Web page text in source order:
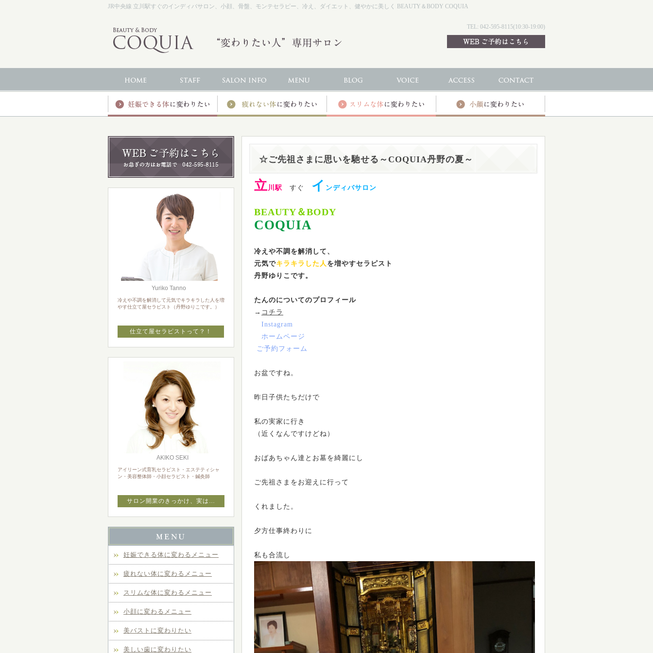
JR中央線 立川駅すぐのインディバサロン、小顔、骨盤、モンテセラピー、冷え、ダイエット、健やかに美しく BEAUTY＆BODY COQUIA
TEL: 042-595-8115(10:30-19:00)
Yuriko Tanno
冷えや不調を解消して元気でキラキラした人を増
やす仕立て屋セラピスト（丹野ゆりこです。）
仕立て屋セラピストって？！
AKIKO SEKI
アイリーン式育乳セラピスト・エステティシャ
ン・美容整体師・小顔セラピスト・鍼灸師
サロン開業のきっかけ、実は…
妊娠できる体に変わるメニュー
疲れない体に変わるメニュー
スリムな体に変わるメニュー
小顔に変わるメニュー
美バストに変わりたい
美しい歯に変わりたい
☆ご先祖さまに思いを馳せる～COQUIA丹野の夏～
立 川駅 すぐ イ ンディバサロン
BEAUTY＆BODY
COQUIA
冷えや不調を解消して、
元気でキラキラした人 を増やすセラピスト
丹野ゆりこです。
たんのについてのプロフィール
→ コチラ
Instagram
ホームページ
ご予約フォーム
お盆ですね。
昨日子供たちだけで
私の実家に行き
（近くなんですけどね）
おばあちゃん達とお墓を綺麗にし
ご先祖さまをお迎えに行って
くれました。
夕方仕事終わりに
私も合流し